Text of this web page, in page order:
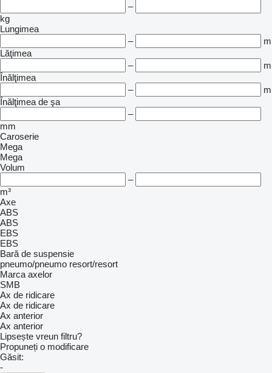
–
kg
Lungimea
–
m
Lăţimea
–
m
Înălţimea
–
m
Înălţimea de şa
–
mm
Caroserie
Mega
Mega
Volum
–
m³
Axe
ABS
ABS
EBS
EBS
Bară de suspensie
pneumo/pneumo resort/resort
Marca axelor
SMB
Ax de ridicare
Ax de ridicare
Ax anterior
Ax anterior
Lipsește vreun filtru?
Propuneți o modificare
Găsit:
-